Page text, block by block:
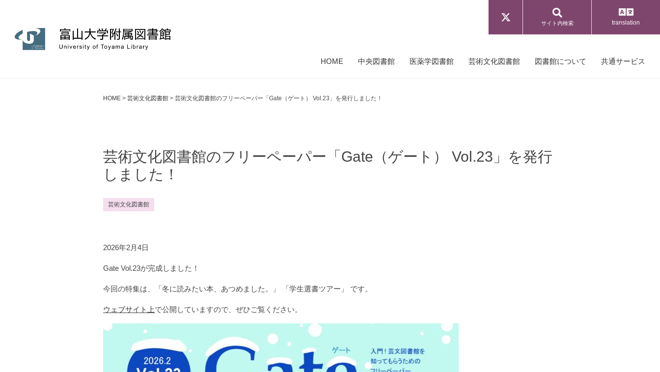
サイト内検索 translation
HOME 中央図書館 医薬学図書館 芸術文化図書館 図書館について 共通サービス
HOME > 芸術文化図書館 > 芸術文化図書館のフリーペーパー「Gate（ゲート） Vol.23」を発行しました！
芸術文化図書館のフリーペーパー「Gate（ゲート） Vol.23」を発行
しました！
芸術文化図書館
2026年2月4日
Gate Vol.23が完成しました！
今回の特集は、「冬に読みたい本、あつめました。」 「学生選書ツアー」 です。
ウェブサイト上で公開していますので、ぜひご覧ください。